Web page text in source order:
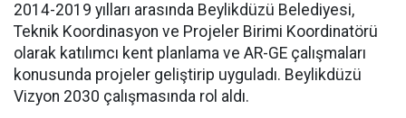
2014-2019 yılları arasında Beylikdüzü Belediyesi,
Teknik Koordinasyon ve Projeler Birimi Koordinatörü
olarak katılımcı kent planlama ve AR-GE çalışmaları
konusunda projeler geliştirip uyguladı. Beylikdüzü
Vizyon 2030 çalışmasında rol aldı.